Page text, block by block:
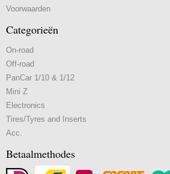
Voorwaarden
Categorieën
On-road
Off-road
PanCar 1/10 & 1/12
Mini Z
Electronics
Tires/Tyres and Inserts
Acc.
Betaalmethodes